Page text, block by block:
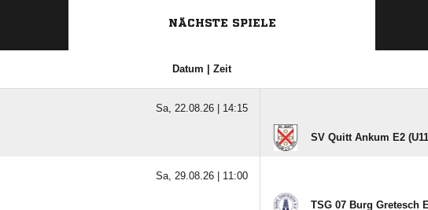
NÄCHSTE SPIELE
Datum | Zeit
Sa, 22.08.26 | 14:15
SV Quitt Ankum E2
Sa, 29.08.26 | 11:00
TSG 07 Burg Gretesch